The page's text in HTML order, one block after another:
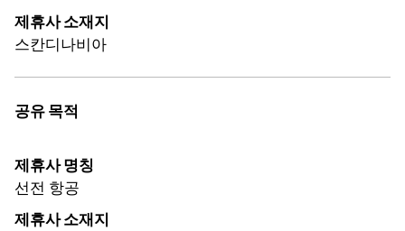
제휴사 소재지
스칸디나비아
공유 목적
제휴사 명칭
선전 항공
제휴사 소재지